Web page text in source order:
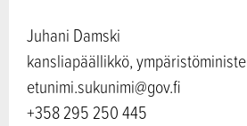
Juhani Damski
kansliapäällikkö,
etunimi.sukunimi@gov.fi
+358 295 250 445